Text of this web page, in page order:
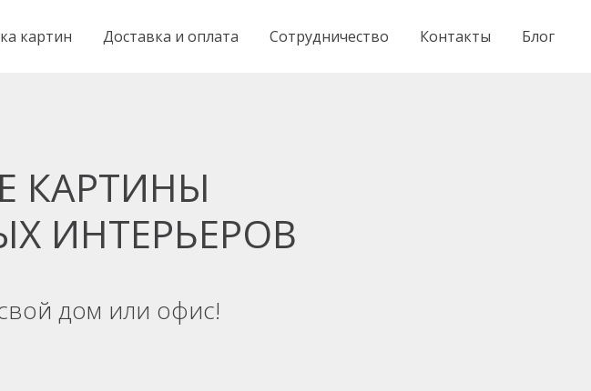
картин Доставка и оплата Сотрудничество Контакты Блог
КАРТИНЫ
ИНТЕРЬЕРОВ
дом или офис!